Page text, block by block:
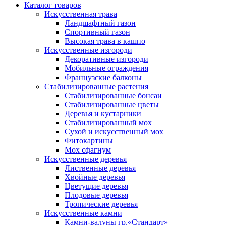
Каталог товаров
Искусственная трава
Ландшафтный газон
Спортивный газон
Высокая трава в кашпо
Искусственные изгороди
Декоративные изгороди
Мобильные ограждения
Французские балконы
Стабилизированные растения
Стабилизированные бонсаи
Стабилизированные цветы
Деревья и кустарники
Стабилизированный мох
Сухой и искусственный мох
Фитокартины
Мох сфагнум
Искусственные деревья
Лиственные деревья
Хвойные деревья
Цветущие деревья
Плодовые деревья
Тропические деревья
Искусственные камни
Камни-валуны гр.«Стандарт»